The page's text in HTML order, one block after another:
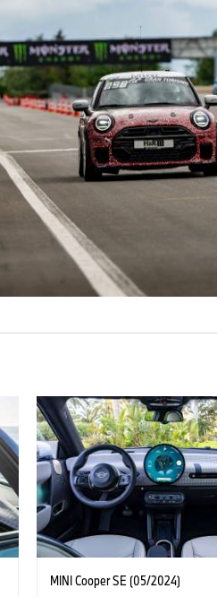
MINI Cooper SE (05/2024)